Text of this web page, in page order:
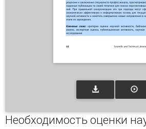
Необходимость оценки